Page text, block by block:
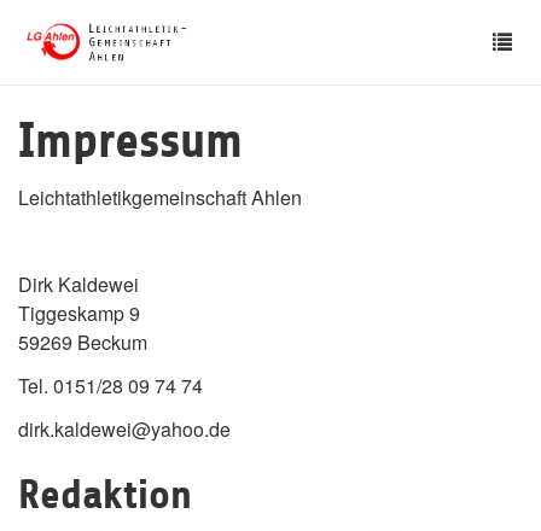
Impressum
Leichtathletikgemeinschaft Ahlen
Dirk Kaldewei
Tiggeskamp 9
59269 Beckum
Tel. 0151/28 09 74 74
dirk.kaldewei@yahoo.de
Redaktion